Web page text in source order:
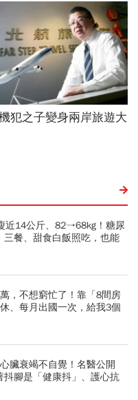
近14公斤、82→68kg！糖尿
餐、甜食白飯照吃，也能
，不想窮忙了！靠「8間房
、每月出國一次，給我3個
臟衰竭不自覺！名醫公開
抖腳是「健康抖」、護心抗